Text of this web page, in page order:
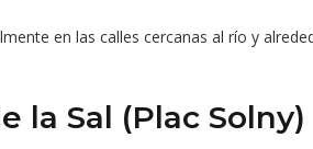
en las calles cercanas al río y
la Sal (Plac Solny)